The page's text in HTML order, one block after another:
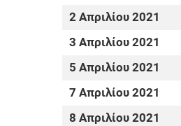
2 Απριλίου 2021
3 Απριλίου 2021
5 Απριλίου 2021
7 Απριλίου 2021
8 Απριλίου 2021